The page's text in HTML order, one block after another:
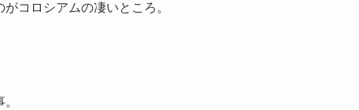
コロシアムの凄いところ。